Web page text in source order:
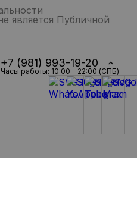
является Публичной
+7 (981) 993-19-20
Часы работы: 10:00 - 22:00 (СПБ)